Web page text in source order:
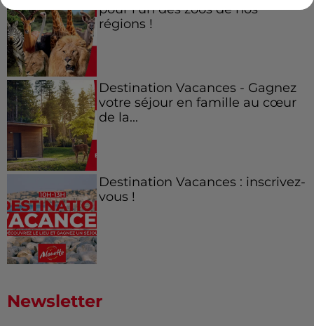
pour l'un des zoos de nos
régions !
Destination Vacances - Gagnez
votre séjour en famille au cœur
de la...
Destination Vacances : inscrivez-
vous !
Newsletter